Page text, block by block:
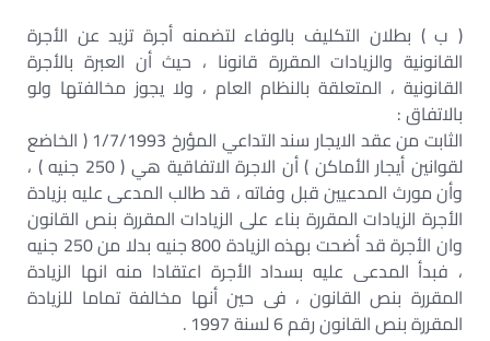
( ب ) بطلان التكليف بالوفاء لتضمنه أجرة تزيد عن الأجرة
القانونية والزيادات المقررة قانونا ، حيث أن العبرة بالأجرة
القانونية ، المتعلقة بالنظام العام ، ولا يجوز مخالفتها ولو
بالاتفاق :
الثابت من عقد الايجار سند التداعي المؤرخ 1/7/1993 ( الخاضع
لقوانين أيجار الأماكن ) أن الاجرة الاتفاقية هي ( 250 جنيه ) ،
وأن مورث المدعيين قبل وفاته ، قد طالب المدعى عليه بزيادة
الأجرة الزيادات المقررة بناء على الزيادات المقررة بنص القانون
وان الأجرة قد أضحت بهذه الزيادة 800 جنيه بدلا من 250 جنيه
، فبدأ المدعى عليه بسداد الأجرة اعتقادا منه انها الزيادة
المقررة بنص القانون ، فى حين أنها مخالفة تماما للزيادة
المقررة بنص القانون رقم 6 لسنة 1997 .